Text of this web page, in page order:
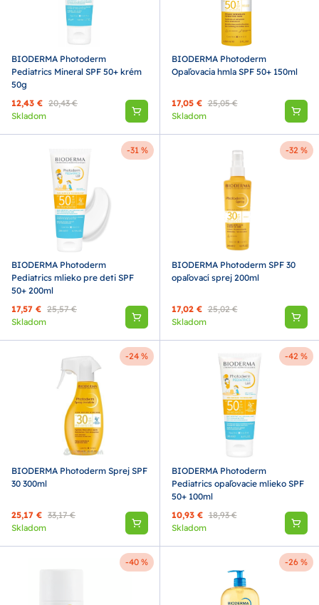
BIODERMA Photoderm
Pediatrics Mineral SPF 50+ krém
50g
12,43 € 20,43 €
Skladom
BIODERMA Photoderm
Opaľovacia hmla SPF 50+ 150ml
17,05 € 25,05 €
Skladom
-31 %
BIODERMA Photoderm
Pediatrics mlieko pre deti SPF
50+ 200ml
17,57 € 25,57 €
Skladom
-32 %
BIODERMA Photoderm SPF 30
opaľovací sprej 200ml
17,02 € 25,02 €
Skladom
-24 %
BIODERMA Photoderm Sprej SPF
30 300ml
25,17 € 33,17 €
Skladom
-42 %
BIODERMA Photoderm
Pediatrics opaľovacie mlieko SPF
50+ 100ml
10,93 € 18,93 €
Skladom
-40 % -26 %